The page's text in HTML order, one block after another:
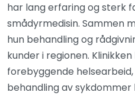
har lang erfaring og sterk
smådyrmedisin. Sammen
hun behandling og
kunder i regionen.
forebyggende
behandling av sykdommer